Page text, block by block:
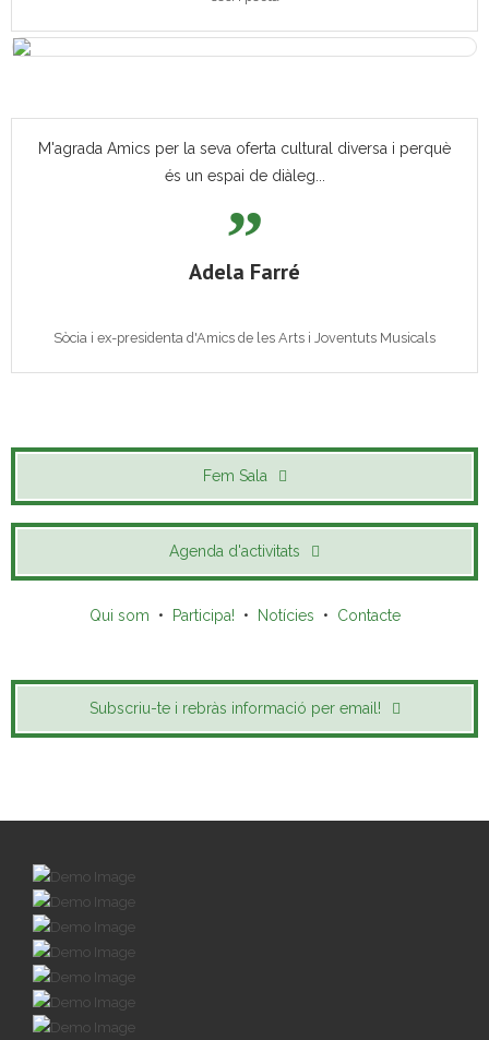
M'agrada Amics per la seva oferta cultural diversa i perquè
és un espai de diàleg...
Adela Farré
Sòcia i ex-presidenta d'Amics de les Arts i Joventuts Musicals
Fem Sala
Agenda d'activitats
Qui som • Participa! • Notícies • Contacte
Subscriu-te i rebràs informació per email!